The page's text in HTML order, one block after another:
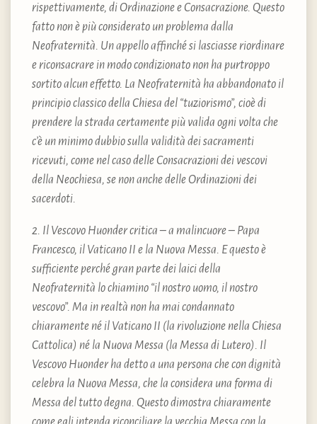
rispettivamente, di Ordinazione e Consacrazione. Questo
fatto non è più considerato un problema dalla
Neofraternità. Un appello affinché si lasciasse riordinare
e riconsacrare in modo condizionato non ha purtroppo
sortito alcun effetto. La Neofraternità ha abbandonato il
principio classico della Chiesa del “tuziorismo”, cioè di
prendere la strada certamente più valida ogni volta che
c’è un minimo dubbio sulla validità dei sacramenti
ricevuti, come nel caso delle Consacrazioni dei vescovi
della Neochiesa, se non anche delle Ordinazioni dei
sacerdoti.
2. Il Vescovo Huonder critica – a malincuore – Papa
Francesco, il Vaticano II e la Nuova Messa. E questo è
sufficiente perché gran parte dei laici della
Neofraternità lo chiamino “il nostro uomo, il nostro
vescovo”. Ma in realtà non ha mai condannato
chiaramente né il Vaticano II (la rivoluzione nella Chiesa
Cattolica) né la Nuova Messa (la Messa di Lutero). Il
Vescovo Huonder ha detto a una persona che con dignità
celebra la Nuova Messa, che la considera una forma di
Messa del tutto degna. Questo dimostra chiaramente